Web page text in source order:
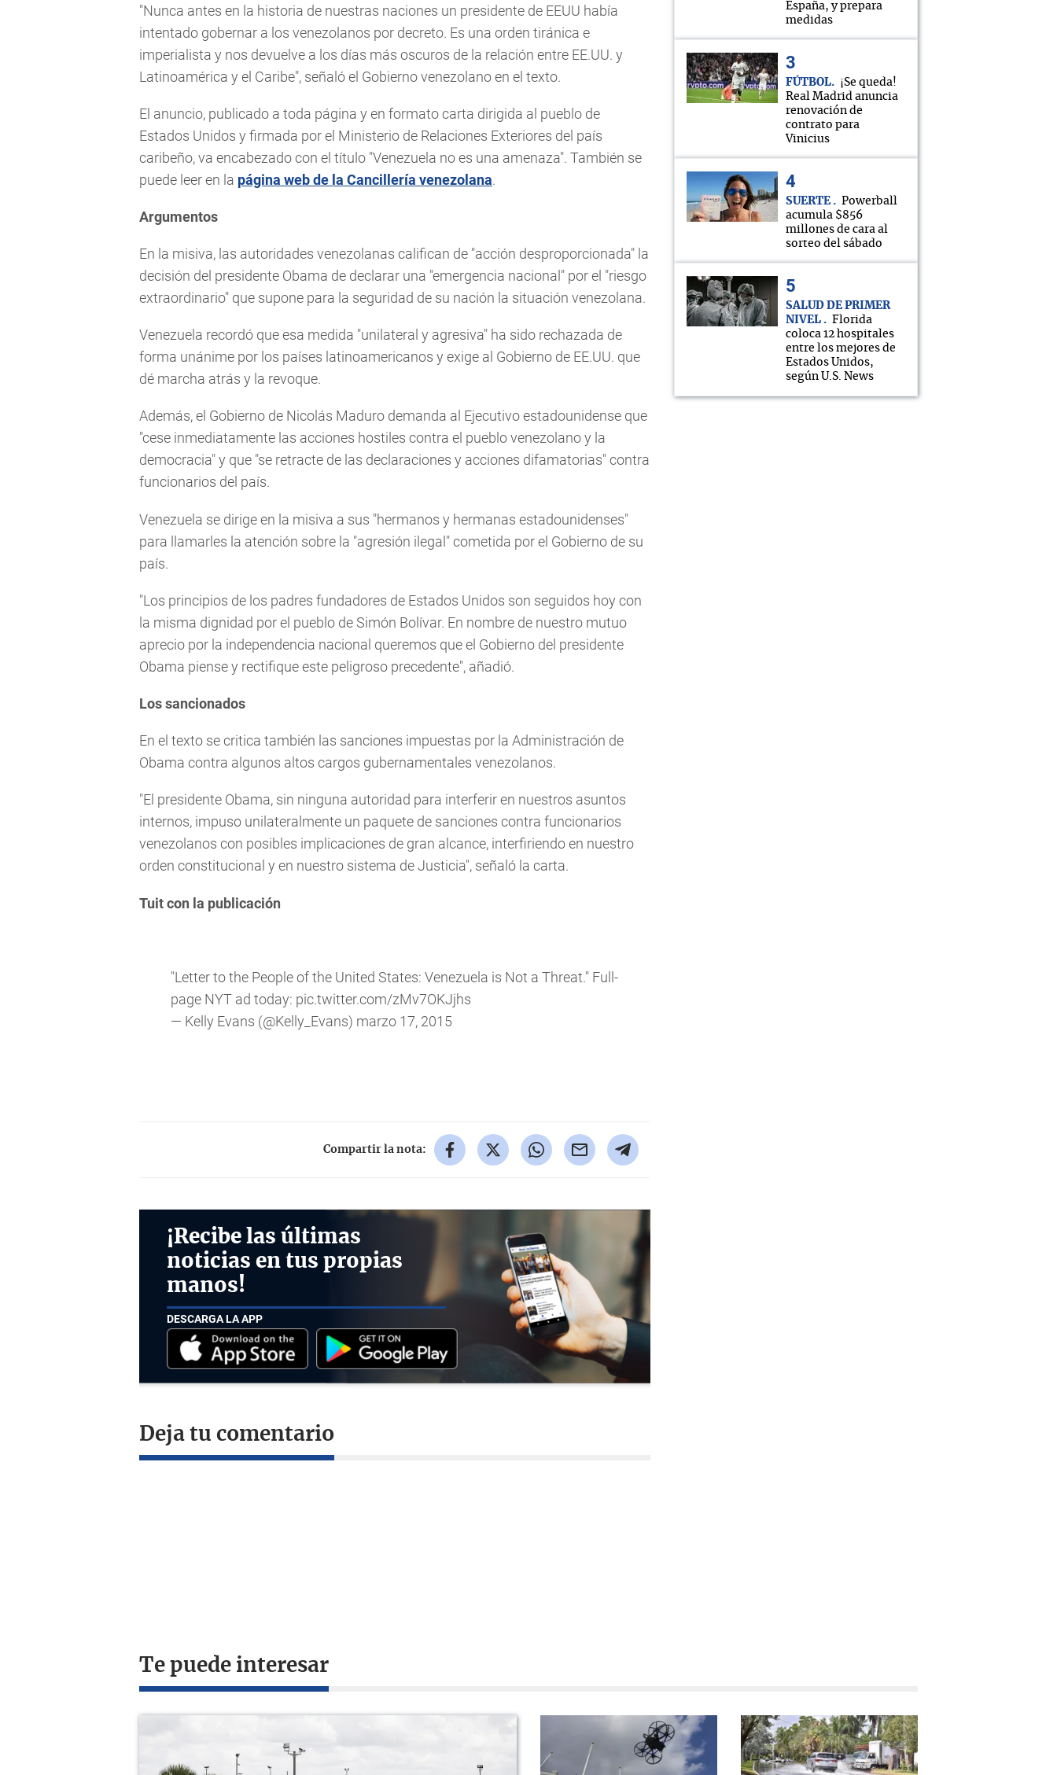
"Nunca antes en la historia de nuestras naciones un presidente de EEUU había
intentado gobernar a los venezolanos por decreto. Es una orden tiránica e
imperialista y nos devuelve a los días más oscuros de la relación entre EE.UU. y
Latinoamérica y el Caribe", señaló el Gobierno venezolano en el texto.
El anuncio, publicado a toda página y en formato carta dirigida al pueblo de
Estados Unidos y firmada por el Ministerio de Relaciones Exteriores del país
caribeño, va encabezado con el título "Venezuela no es una amenaza". También se
puede leer en la página web de la Cancillería venezolana.
Argumentos
En la misiva, las autoridades venezolanas califican de "acción desproporcionada" la
decisión del presidente Obama de declarar una "emergencia nacional" por el "riesgo
extraordinario" que supone para la seguridad de su nación la situación venezolana.
Venezuela recordó que esa medida "unilateral y agresiva" ha sido rechazada de
forma unánime por los países latinoamericanos y exige al Gobierno de EE.UU. que
dé marcha atrás y la revoque.
Además, el Gobierno de Nicolás Maduro demanda al Ejecutivo estadounidense que
"cese inmediatamente las acciones hostiles contra el pueblo venezolano y la
democracia" y que "se retracte de las declaraciones y acciones difamatorias" contra
funcionarios del país.
Venezuela se dirige en la misiva a sus "hermanos y hermanas estadounidenses"
para llamarles la atención sobre la "agresión ilegal" cometida por el Gobierno de su
país.
"Los principios de los padres fundadores de Estados Unidos son seguidos hoy con
la misma dignidad por el pueblo de Simón Bolívar. En nombre de nuestro mutuo
aprecio por la independencia nacional queremos que el Gobierno del presidente
Obama piense y rectifique este peligroso precedente", añadió.
Los sancionados
En el texto se critica también las sanciones impuestas por la Administración de
Obama contra algunos altos cargos gubernamentales venezolanos.
"El presidente Obama, sin ninguna autoridad para interferir en nuestros asuntos
internos, impuso unilateralmente un paquete de sanciones contra funcionarios
venezolanos con posibles implicaciones de gran alcance, interfiriendo en nuestro
orden constitucional y en nuestro sistema de Justicia", señaló la carta.
Tuit con la publicación
"Letter to the People of the United States: Venezuela is Not a Threat." Full-
page NYT ad today: pic.twitter.com/zMv7OKJjhs
— Kelly Evans (@Kelly_Evans) marzo 17, 2015
Compartir la nota:
¡Recibe las últimas
noticias en tus propias
manos!
DESCARGA LA APP
Deja tu comentario
España, y prepara
medidas
FÚTBOL
¡Se queda!
Real Madrid anuncia
renovación de
contrato para
Vinicius
SUERTE
Powerball
acumula $856
millones de cara al
sorteo del sábado
SALUD DE PRIMER
NIVEL
Florida
coloca 12 hospitales
entre los mejores de
Estados Unidos,
según U.S. News
Te puede interesar